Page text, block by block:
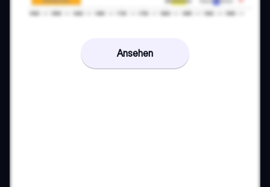
Ansehen